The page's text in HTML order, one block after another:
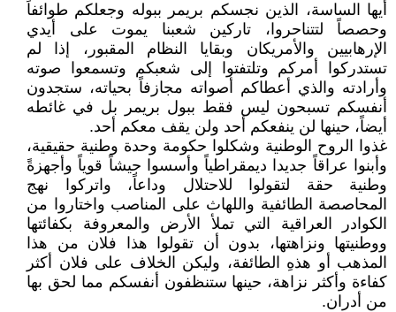
أيها الساسة، الذين نجسكم بريمر ببوله وجعلكم طوائفاً
وحصصاً لتتناحروا، تاركين شعبنا يموت على أيدي
الإرهابيين والأمريكان وبقايا النظام المقبور، إذا لم
تستدركوا أمركم وتلتفتوا إلى شعبكم وتسمعوا صوته
وأرادته والذي أعطاكم أصواته مجازفاً بحياته، ستجدون
أنفسكم تسبحون ليس فقط ببول بريمر بل في غائطه
أيضاً، حينها لن ينفعكم أحد ولن يقف معكم أحد.
غذوا الروح الوطنية وشكلوا حكومة وحدة وطنية حقيقية،
وأبنوا عراقاً جديدا ديمقراطياً وأسسوا جيشاً قوياً وأجهزةً
وطنية حقة لتقولوا للاحتلال وداعاً، واتركوا نهج
المحاصصة الطائفية واللهاث على المناصب واختاروا من
الكوادر العراقية التي تملأ الأرض والمعروفة بكفائتها
ووطنيتها ونزاهتها، بدون أن تقولوا هذا فلان من هذا
المذهب أو هذهِ الطائفة، وليكن الخلاف على فلان أكثر
كفاءة وأكثر نزاهة، حينها ستنظفون أنفسكم مما لحق بها
من أدران.